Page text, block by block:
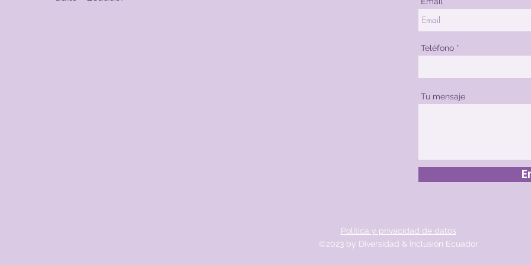
Teléfono
Tu mensaje
©2023 by Diversidad & Inclusión Ecuador
Política y privacidad de datos